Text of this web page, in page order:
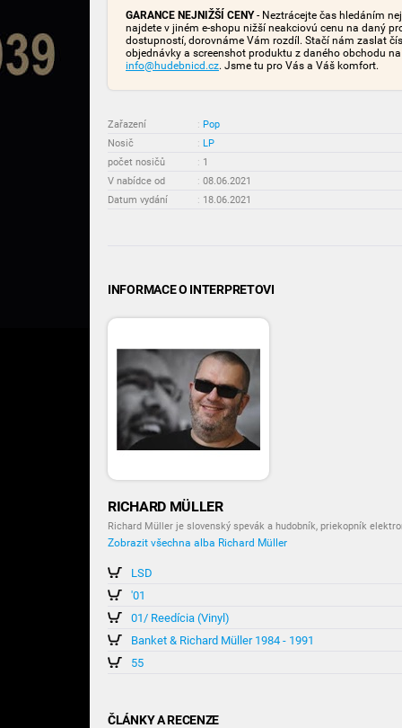
GARANCE NEJNIŽŠÍ CENY- Neztrácejte čas hledáním
najdete v jiném e-shopu nižší neakciovú cenu na daný
dostupností, dorovnáme Vám rozdíl. Stačí nám zaslat
objednávky a screenshot produktu z daného obchodu
info@hudebnicd.cz. Jsme tu pro Vás a Váš komfort.
Zařazení : Pop
Nosič
: LP
počet nosičů
: 1
V nabídce od
: 08.06.2021
Datum vydání
: 18.06.2021
INFORMACE O INTERPRETOVI
RICHARD MÜLLER
Richard Müller je slovenský spevák a hudobník, priekopník
Zobrazit všechna alba Richard Müller
LSD
'01
01/ Reedícia (Vinyl)
Banket & Richard Müller 1984 - 1991
55
ČLÁNKY A RECENZE